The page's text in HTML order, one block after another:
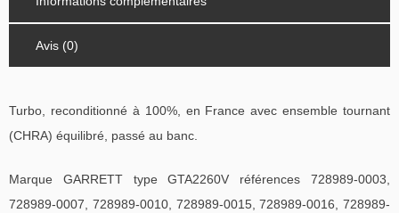
Avis (0)
Turbo, reconditionné à 100%, en France avec ensemble tournant
(CHRA) équilibré, passé au banc.
Marque GARRETT type GTA2260V références 728989-0003,
728989-0007, 728989-0010, 728989-0015, 728989-0016, 728989-